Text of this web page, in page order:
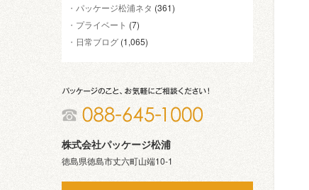
パッケージ松浦ネタ (361)
プライベート (7)
日常ブログ (1,065)
株式会社パッケージ松浦
徳島県徳島市丈六町山端10-1